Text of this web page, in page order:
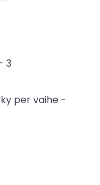
3
per vaihe -